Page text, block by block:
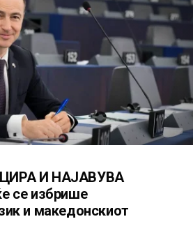
И НАЈАВУВА
се избрише
и македонскиот